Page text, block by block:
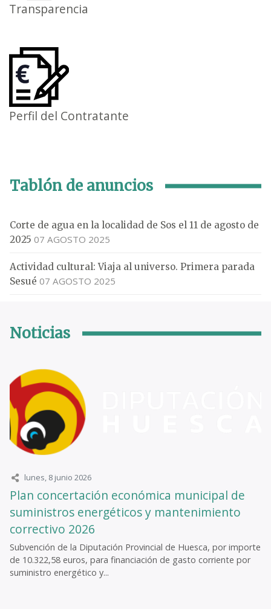
Transparencia
Perfil del Contratante
Tablón de anuncios
Corte de agua en la localidad de Sos el 11 de agosto de
2025 07 AGOSTO 2025
Actividad cultural: Viaja al universo. Primera parada
Sesué 07 AGOSTO 2025
Noticias
lunes, 8 junio 2026
Plan concertación económica municipal de
suministros energéticos y mantenimiento
correctivo 2026
Subvención de la Diputación Provincial de Huesca, por importe
de 10.322,58 euros, para financiación de gasto corriente por
suministro energético y...